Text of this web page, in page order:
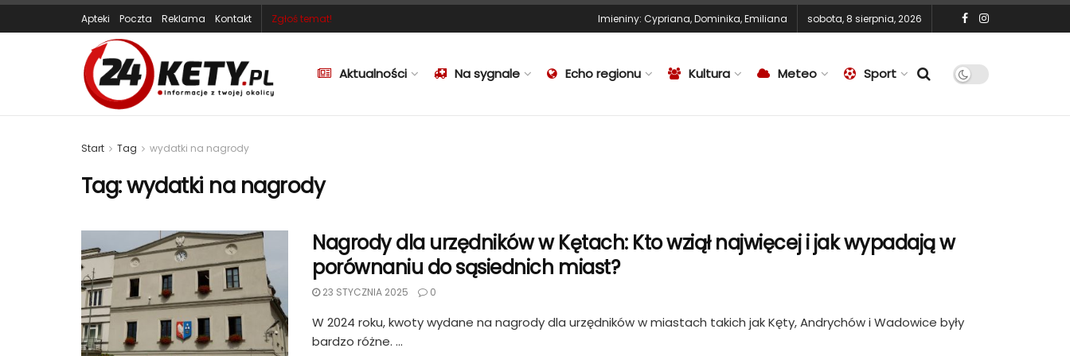
Apteki Poczta Reklama Kontakt Zgłoś temat! Imieniny: Cypriana,Dominika,Emiliana sobota, 8 sierpnia, 2026
Aktualności Na sygnale Echo regionu Kultura Meteo Sport
Start Tag wydatki na nagrody
Tag:wydatki na nagrody
Nagrody dla urzędników w Kętach: Kto wziął najwięcej i jak wypadają w
porównaniu do sąsiednich miast?
23 STYCZNIA 2025 0
W 2024 roku, kwoty wydane na nagrody dla urzędników w miastach takich jak Kęty, Andrychów i Wadowice były
bardzo różne. ...